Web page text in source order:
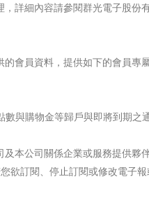
詳細內容請參閱群光電子股
會員資料，提供如下的會員專
與購物金等歸戶與即將到期之通
本公司關係企業或服務提供
欲訂閱、停止訂閱或修改電子